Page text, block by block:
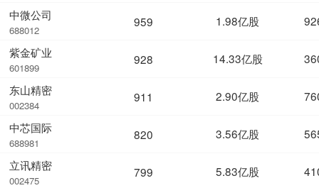
中微公司
688012
紫金矿业
601899
东山精密
002384
中芯国际
688981
立讯精密
002475
959 1.98亿股
928 14.33亿股
911 2.90亿股
820 3.56亿股
799 5.83亿股